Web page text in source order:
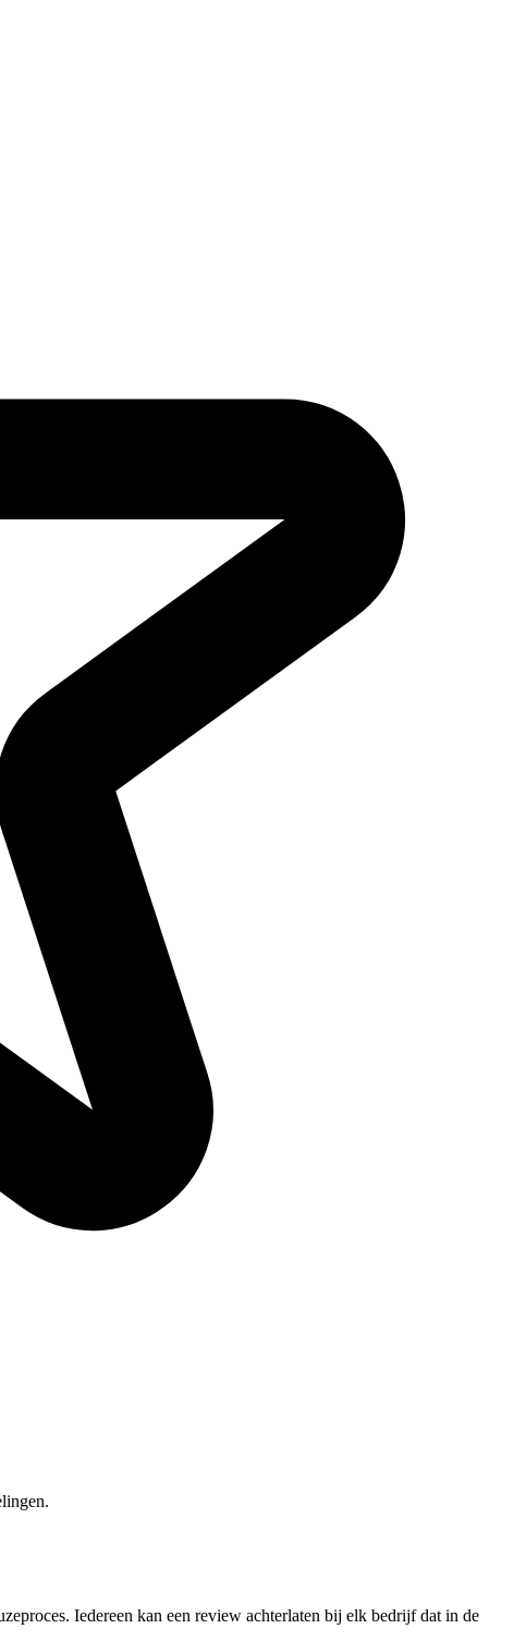
Iedereen kan een review achterlaten bij elk bedrijf dat in de